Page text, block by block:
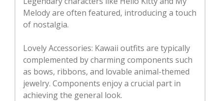
Melody are often featured, introducing a touch
of nostalgia.
Lovely Accessories: Kawaii outfits are typically
complemented by charming components such
as bows, ribbons, and lovable animal-themed
jewelry. Components enjoy a crucial part in
achieving the general look.